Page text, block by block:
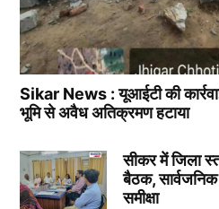
Sikar News : यूआईटी की
भूमि से अवैध अतिक्रमण हटाया
सीकर में जिला
बैठक, सार्वजनिक
समीक्षा